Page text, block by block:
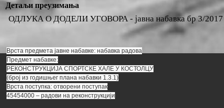
Детаљи преузимања
ОДЛУКА О ДОДЕЛИ УГОВОРА - јавна набавка бр 3/2017
Врста предмета јавне набавке: набавка радова
Предмет набавке:
РЕКОНСТРУКЦИЈА СПОРТСКЕ ХАЛЕ У КОСТОЛЦУ
(број из годишњег плана набавки 1.3.1)
Врста поступка: отворени поступак
45454000 – радови на реконструкцији